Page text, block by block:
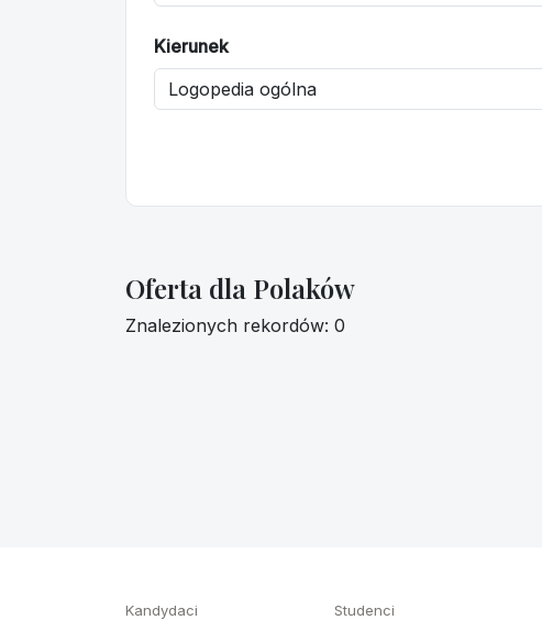
Kierunek
Oferta dla Polaków
Znalezionych rekordów: 0
Kandydaci Studenci